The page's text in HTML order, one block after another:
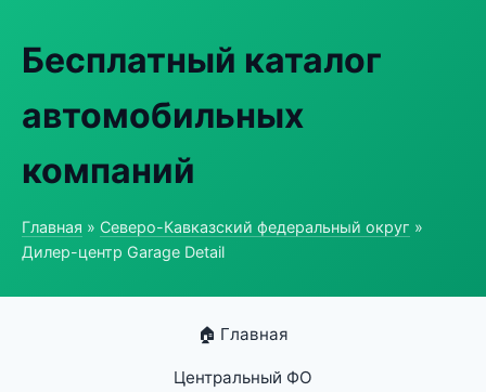
Бесплатный каталог
автомобильных
компаний
Главная » Северо-Кавказский федеральный округ »
Дилер-центр Garage Detail
🏠 Главная
Центральный ФО